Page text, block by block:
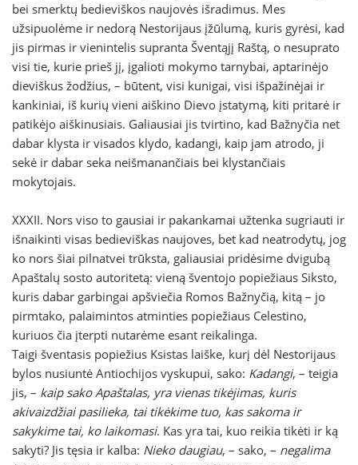
bei smerktų bedieviškos naujovės išradimus. Mes
užsipuolėme ir nedorą Nestorijaus įžūlumą, kuris gyrėsi, kad
jis pirmas ir vienintelis supranta Šventąjį Raštą, o nesuprato
visi tie, kurie prieš jį, įgalioti mokymo tarnybai, aptarinėjo
dieviškus žodžius, – būtent, visi kunigai, visi išpažinėjai ir
kankiniai, iš kurių vieni aiškino Dievo įstatymą, kiti pritarė ir
patikėjo aiškinusiais. Galiausiai jis tvirtino, kad Bažnyčia net
dabar klysta ir visados klydo, kadangi, kaip jam atrodo, ji
sekė ir dabar seka neišmanančiais bei klystančiais
mokytojais.
XXXII. Nors viso to gausiai ir pakankamai užtenka sugriauti ir
išnaikinti visas bedieviškas naujoves, bet kad neatrodytų, jog
ko nors šiai pilnatvei trūksta, galiausiai pridėsime dvigubą
Apaštalų sosto autoritetą: vieną šventojo popiežiaus Siksto,
kuris dabar garbingai apšviečia Romos Bažnyčią, kitą – jo
pirmtako, palaimintos atminties popiežiaus Celestino,
kuriuos čia įterpti nutarėme esant reikalinga.
Taigi šventasis popiežius Ksistas laiške, kurį dėl Nestorijaus
bylos nusiuntė Antiochijos vyskupui, sako: Kadangi, – teigia
jis, – kaip sako Apaštalas, yra vienas tikėjimas, kuris
akivaizdžiai pasilieka, tai tikėkime tuo, kas sakoma ir
sakykime tai, ko laikomasi. Kas yra tai, kuo reikia tikėti ir ką
sakyti? Jis tęsia ir kalba: Nieko daugiau, – sako, – negalima